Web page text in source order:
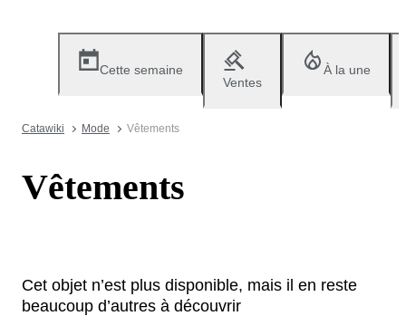
Cette semaine
Ventes
À la une
Catawiki Mode Vêtements
Vêtements
Cet objet n’est plus disponible, mais il en reste
beaucoup d’autres à découvrir